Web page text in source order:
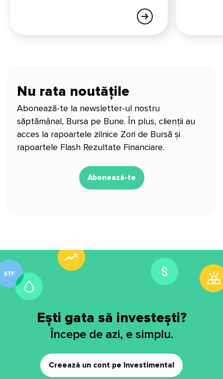
Nu rata noutățile
Abonează-te la newsletter-ul nostru
săptămânal, Bursa pe Bune. În plus, clienții au
acces la rapoartele zilnice Zori de Bursă și
rapoartele Flash Rezultate Financiare.
Abonează-te
Ești gata să investești?
Începe de azi, e simplu.
Creează un cont pe Investimental